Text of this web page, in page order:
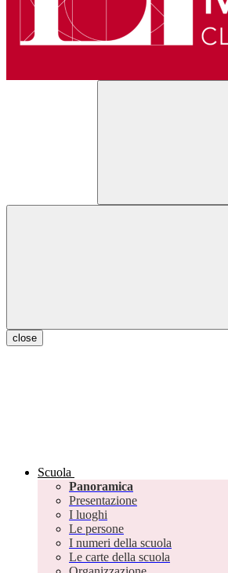
close
Scuola
Panoramica
Presentazione
I luoghi
Le persone
I numeri della scuola
Le carte della scuola